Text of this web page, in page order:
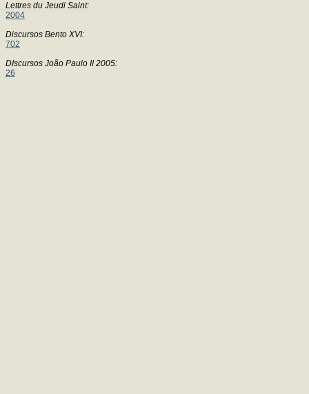
Lettres du Jeudi Saint:
2004
Discursos Bento XVI:
702
DIscursos João Paulo II 2005:
26